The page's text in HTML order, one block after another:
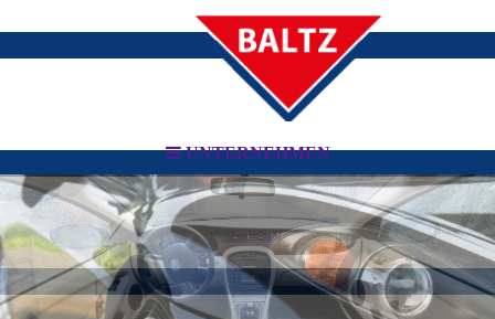
UNTERNEHMEN